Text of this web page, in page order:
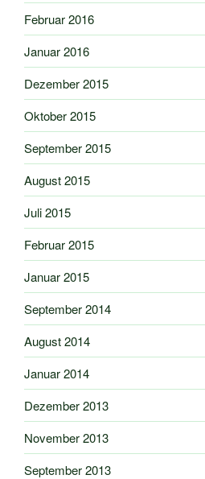
Februar 2016
Januar 2016
Dezember 2015
Oktober 2015
September 2015
August 2015
Juli 2015
Februar 2015
Januar 2015
September 2014
August 2014
Januar 2014
Dezember 2013
November 2013
September 2013